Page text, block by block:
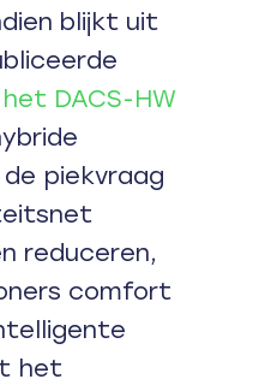
blijkt uit
DACS-HW
piekvraag
reduceren,
comfort
het